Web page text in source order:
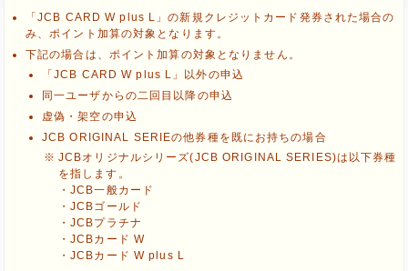
「JCB CARD W plus L」の新規クレジットカード発券された場合の
み、ポイント加算の対象となります。
下記の場合は、ポイント加算の対象となりません。
「JCB CARD W plus L」以外の申込
同一ユーザからの二回目以降の申込
虚偽・架空の申込
JCB ORIGINAL SERIEの他券種を既にお持ちの場合
JCBオリジナルシリーズ(JCB ORIGINAL SERIES)は以下券種
を指します。
・JCB一般カード
・JCBゴールド
・JCBプラチナ
・JCBカード W
・JCBカード W plus L
ブラウザのクッキー情報を削除する